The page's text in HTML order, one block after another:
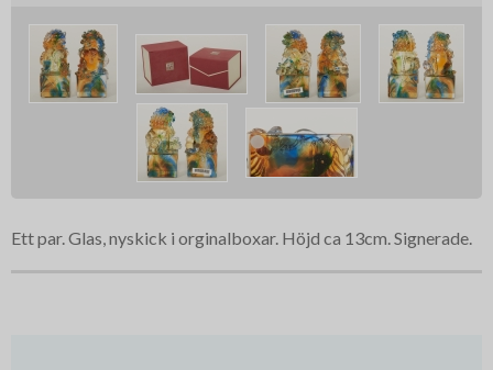
Ett par. Glas, nyskick i orginalboxar. Höjd ca 13cm. Signerade.